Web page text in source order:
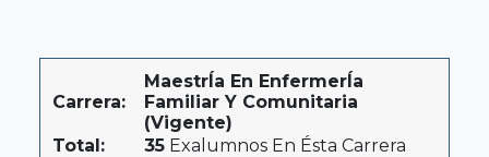
Carrera:
MaestrÍa En EnfermerÍa
Familiar Y Comunitaria
(Vigente)
Total:
35 Exalumnos En Ésta Carrera